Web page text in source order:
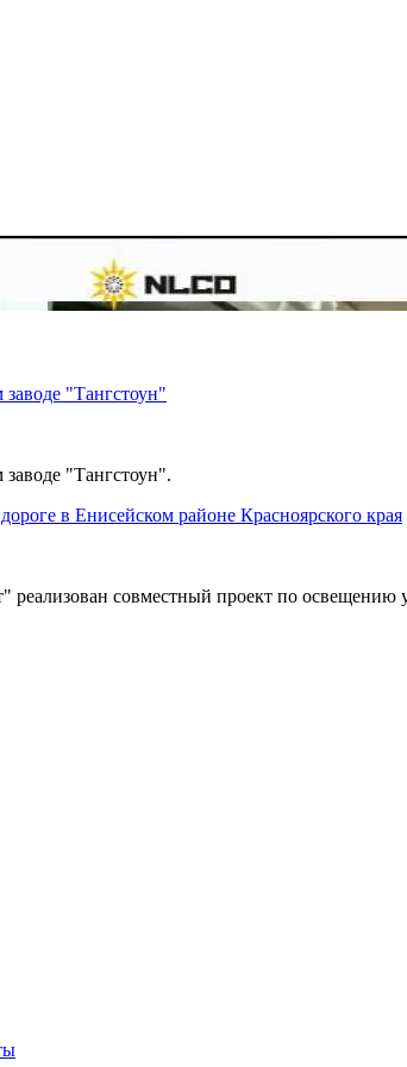
"Тангстоун"
"Тангстоун".
в Енисейском районе Красноярского края
совместный проект по освещению